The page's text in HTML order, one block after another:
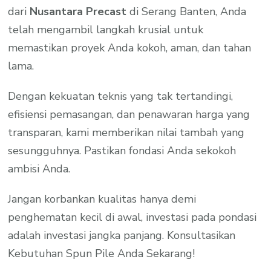
dari Nusantara Precast di Serang Banten, Anda
telah mengambil langkah krusial untuk
memastikan proyek Anda kokoh, aman, dan tahan
lama.
Dengan kekuatan teknis yang tak tertandingi,
efisiensi pemasangan, dan penawaran harga yang
transparan, kami memberikan nilai tambah yang
sesungguhnya. Pastikan fondasi Anda sekokoh
ambisi Anda.
Jangan korbankan kualitas hanya demi
penghematan kecil di awal, investasi pada pondasi
adalah investasi jangka panjang. Konsultasikan
Kebutuhan Spun Pile Anda Sekarang!